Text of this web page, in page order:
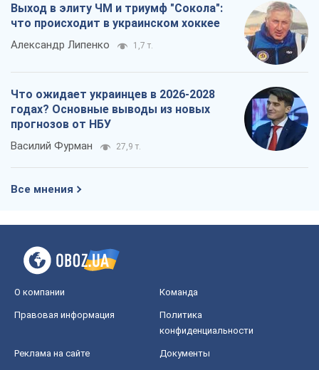
Выход в элиту ЧМ и триумф "Сокола":
что происходит в украинском хоккее
Александр Липенко 1,7 т.
Что ожидает украинцев в 2026-2028
годах? Основные выводы из новых
прогнозов от НБУ
Василий Фурман 27,9 т.
Все мнения
О компании Команда
Правовая информация
Политика
конфиденциальности
Реклама на сайте Документы